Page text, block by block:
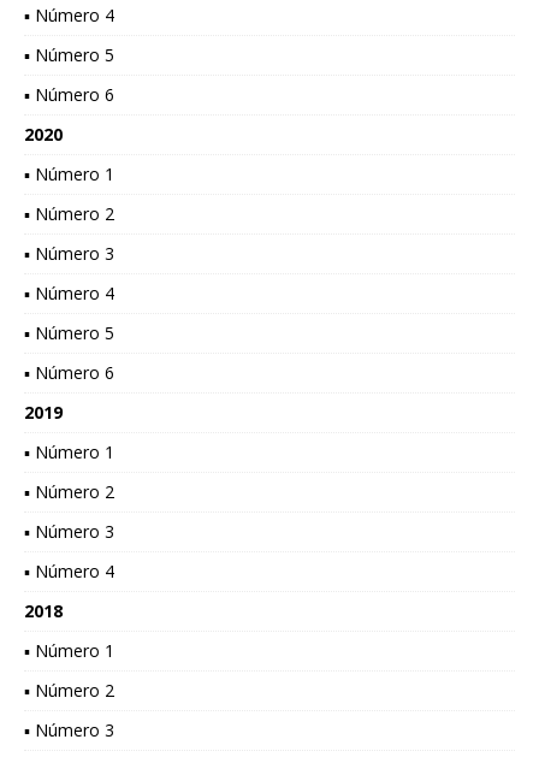
▪ Número 4
▪ Número 5
▪ Número 6
2020
▪ Número 1
▪ Número 2
▪ Número 3
▪ Número 4
▪ Número 5
▪ Número 6
2019
▪ Número 1
▪ Número 2
▪ Número 3
▪ Número 4
2018
▪ Número 1
▪ Número 2
▪ Número 3